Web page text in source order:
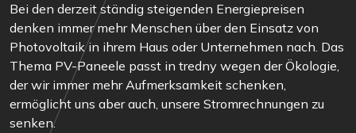
Bei den derzeit ständig steigenden Energiepreisen
denken immer mehr Menschen über den Einsatz von
Photovoltaik in ihrem Haus oder Unternehmen nach. Das
Thema PV-Paneele passt in tredny wegen der Ökologie,
der wir immer mehr Aufmerksamkeit schenken,
ermöglicht uns aber auch, unsere Stromrechnungen zu
senken.